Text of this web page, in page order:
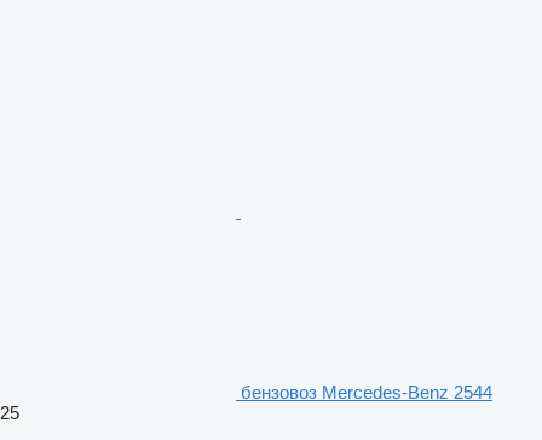
бензовоз Mercedes-Benz 2544
25